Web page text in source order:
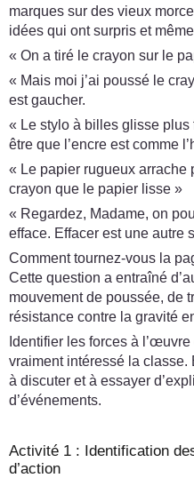
marques sur des vieux
idées qui ont surpris et
« On a tiré le crayon sur le
« Mais moi j’ai poussé le
est gaucher.
« Le stylo à billes glisse plus
être que l’encre est comme
« Le papier rugueux arrache
crayon que le papier lisse »
« Regardez, Madame, on
efface. Effacer est une autre
Comment tournez-vous la
Cette question a entraîné
mouvement de poussée, de
résistance contre la gravité
Identifier les forces à
vraiment intéressé la
à discuter et à essayer
d’événements.
Activité 1 : Identification
d’action